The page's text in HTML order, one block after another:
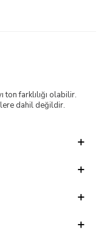
farklılığı olabilir.
dahil değildir.